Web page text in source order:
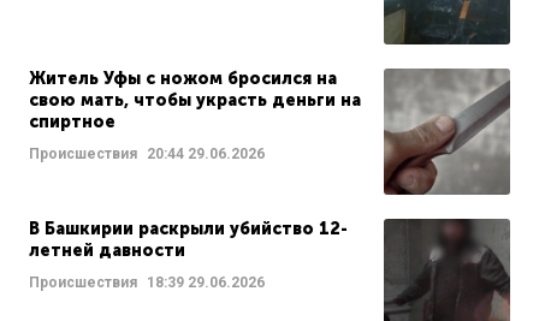
Житель Уфы с ножом бросился на
свою мать, чтобы украсть деньги на
спиртное
Происшествия 20:44 29.06.2026
В Башкирии раскрыли убийство 12-
летней давности
Происшествия 18:39 29.06.2026